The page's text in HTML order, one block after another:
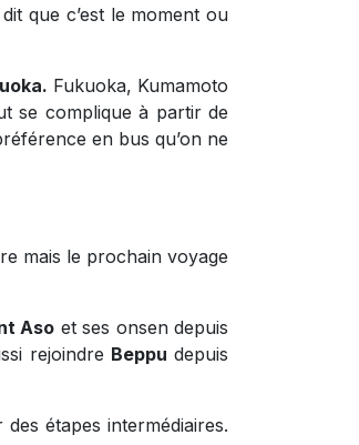
que c’est le moment ou
Fukuoka, Kumamoto
se complique à partir de
en bus qu’on ne
mais le prochain voyage
Aso et ses onsen depuis
rejoindre Beppu depuis
étapes intermédiaires.